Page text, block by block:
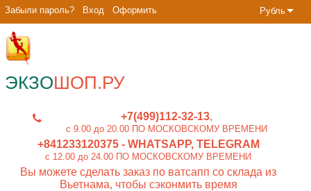
Рубль
Забыли пароль? Вход Оформить
ЭКЗОШОП.РУ
+7(499)112-32-13
c 9.00 до 20.00 ПО МОСКОВСКОМУ ВРЕМЕНИ
+841233120375- WHATSAPP, TELEGRAM
c 12.00 до 24.00 ПО МОСКОВСКОМУ ВРЕМЕНИ
Вы можете сделать заказ по ватсапп со склада из
Вьетнама, чтобы сэконмить время